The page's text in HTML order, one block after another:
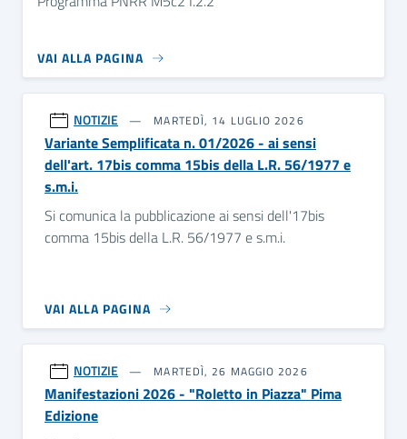
VAI ALLA PAGINA
NOTIZIE MARTEDÌ, 14 LUGLIO 2026
Variante Semplificata n. 01/2026 - ai sensi
dell'art. 17bis comma 15bis della L.R. 56/1977 e
s.m.i.
Si comunica la pubblicazione ai sensi dell'17bis
comma 15bis della L.R. 56/1977 e s.m.i.
VAI ALLA PAGINA
NOTIZIE MARTEDÌ, 26 MAGGIO 2026
Manifestazioni 2026 - "Roletto in Piazza" Pima
Edizione